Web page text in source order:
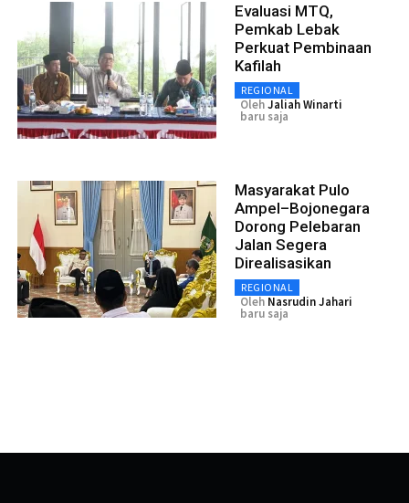
Evaluasi MTQ,
Pemkab Lebak
Perkuat Pembinaan
Kafilah
REGIONAL
OlehJaliah Winarti
baru saja
Masyarakat Pulo
Ampel–Bojonegara
Dorong Pelebaran
Jalan Segera
Direalisasikan
REGIONAL
Oleh Nasrudin Jahari
baru saja